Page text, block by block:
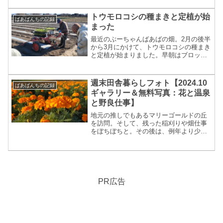
イントに関わる専門用語を、親しみやす
く分かりやすく解説します。あな...
ばあばんちの記録
トウモロコシの種まきと定植が始
まった
最近のぶーちゃんばあばの畑。2月の後半
から3月にかけて、トウモロコシの種まき
と定植が始まりました。早朝はブロッコ
問しない2号ですが、なんとなく近づく春
を感じます。じーじ...
ばあばんちの記録
週末田舎暮らしフォト【2024.10
ギャラリー＆無料写真：花と温泉
と野良仕事】
地元の推しでもあるマリーゴールドの丘
を訪問。そして、残った稲刈りや畑仕事
をぼちぼちと。その後は、例年より少し
PR広告